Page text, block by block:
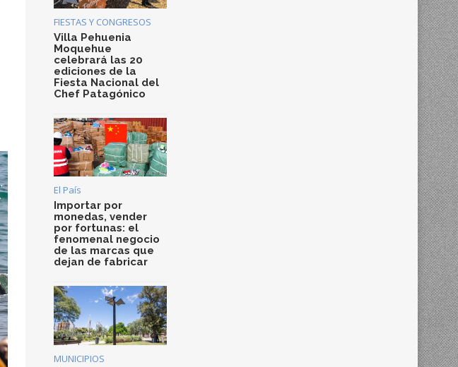
FIESTAS Y CONGRESOS
Villa Pehuenia
Moquehue
celebrará las 20
ediciones de la
Fiesta Nacional del
Chef Patagónico
El País
Importar por
monedas, vender
por fortunas: el
fenomenal negocio
de las marcas que
dejan de fabricar
MUNICIPIOS